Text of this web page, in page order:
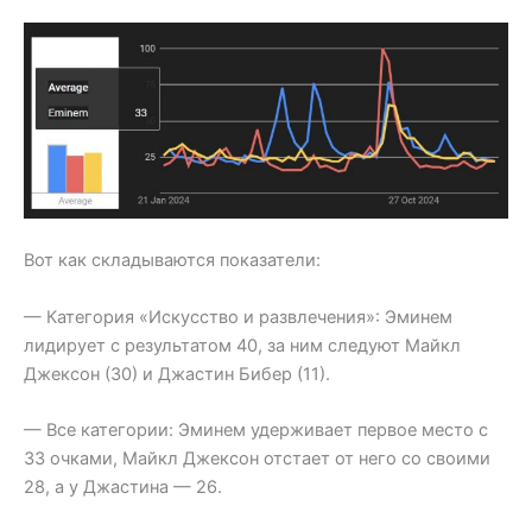
Вот как складываются показатели:
— Категория «Искусство и развлечения»: Эминем
лидирует с результатом 40, за ним следуют Майкл
Джексон (30) и Джастин Бибер (11).
— Все категории: Эминем удерживает первое место с
33 очками, Майкл Джексон отстает от него со своими
28, а у Джастина — 26.